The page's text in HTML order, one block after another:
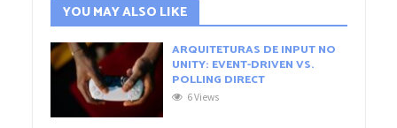
YOU MAY ALSO LIKE
ARQUITETURAS DE INPUT NO
UNITY: EVENT-DRIVEN VS.
POLLING DIRECT
6 Views